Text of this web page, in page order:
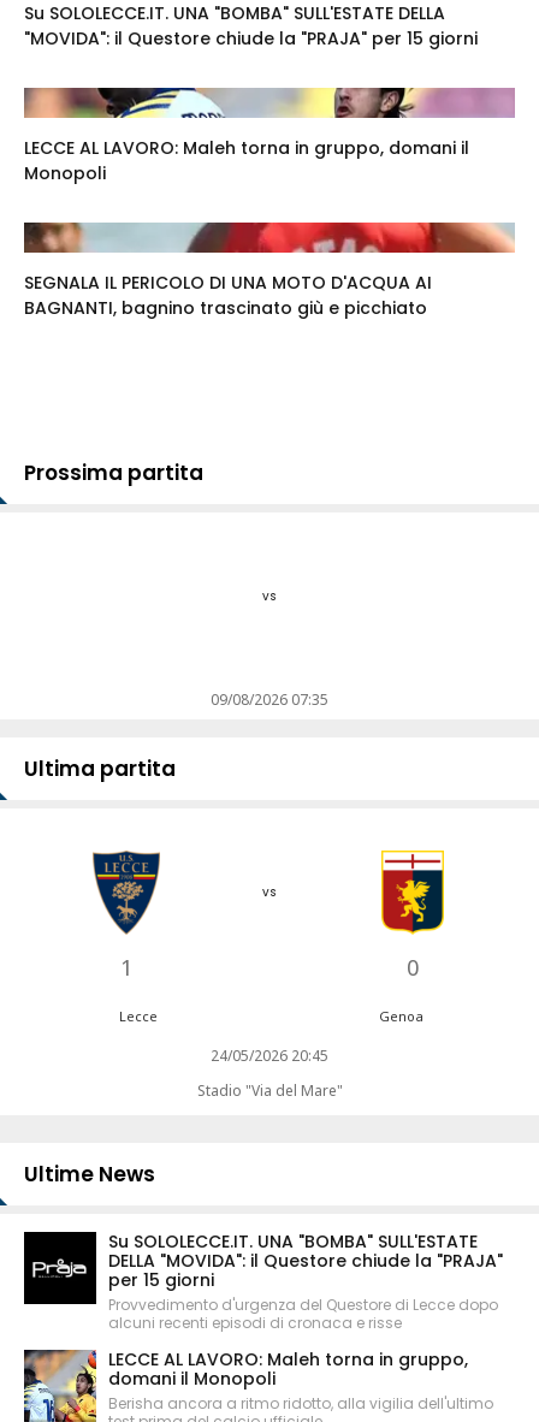
Su SOLOLECCE.IT. UNA "BOMBA" SULL'ESTATE DELLA
"MOVIDA": il Questore chiude la "PRAJA" per 15 giorni
LECCE AL LAVORO: Maleh torna in gruppo, domani il
Monopoli
SEGNALA IL PERICOLO DI UNA MOTO D'ACQUA AI
BAGNANTI, bagnino trascinato giù e picchiato
Prossima partita
vs
09/08/2026 07:35
Ultima partita
1
vs
0
Lecce Genoa
24/05/2026 20:45
Stadio "Via del Mare"
Ultime News
Su SOLOLECCE.IT. UNA "BOMBA" SULL'ESTATE
DELLA "MOVIDA": il Questore chiude la "PRAJA"
per 15 giorni
Provvedimento d'urgenza del Questore di Lecce dopo
alcuni recenti episodi di cronaca e risse
LECCE AL LAVORO: Maleh torna in gruppo,
domani il Monopoli
Berisha ancora a ritmo ridotto, alla vigilia dell'ultimo